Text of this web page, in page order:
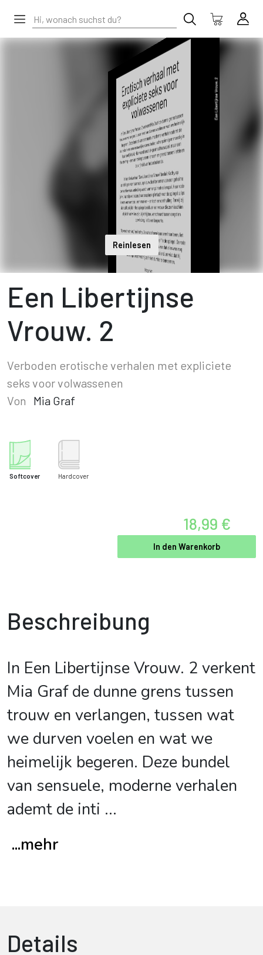
Reinlesen
Een Libertijnse
Vrouw. 2
Verboden erotische verhalen met expliciete
seks voor volwassenen
Von
Mia Graf
Softcover Hardcover
18,99 €
In den Warenkorb
Beschreibung
In Een Libertijnse Vrouw. 2 verkent
Mia Graf de dunne grens tussen
trouw en verlangen, tussen wat
we durven voelen en wat we
heimelijk begeren. Deze bundel
van sensuele, moderne verhalen
ademt de inti ...
...mehr
Details